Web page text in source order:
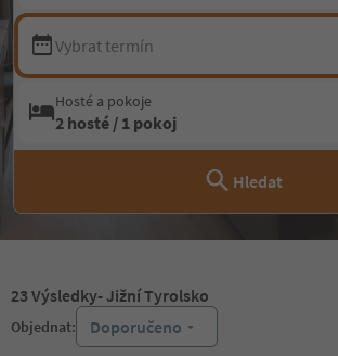
Vybrat termín
Hosté a pokoje
2 hosté / 1 pokoj
Hledat
23 Výsledky- Jižní Tyrolsko
Objednat: Doporučeno